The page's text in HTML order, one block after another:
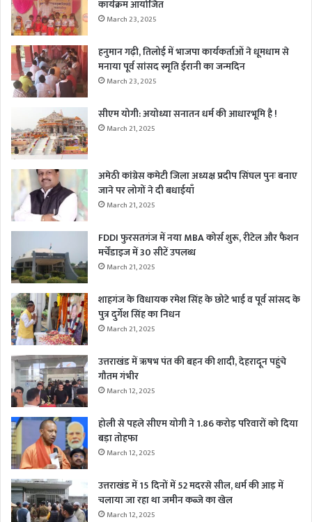
कार्यक्रम आयोजित
March 23, 2025
हनुमान गढ़ी, तिलोई में भाजपा कार्यकर्ताओं ने धूमधाम से
मनाया पूर्व सांसद स्मृति ईरानी का जन्मदिन
March 23, 2025
सीएम योगी: अयोध्या सनातन धर्म की आधारभूमि है !
March 21, 2025
अमेठी कांग्रेस कमेटी जिला अध्यक्ष प्रदीप सिंघल पुनः बनाए
जाने पर लोगों ने दी बधाईयाँ
March 21, 2025
FDDI फुरसतगंज में नया MBA कोर्स शुरू, रीटेल और फैशन
मर्चेंडाइज में 30 सीटें उपलब्ध
March 21, 2025
शाहगंज के विधायक रमेश सिंह के छोटे भाई व पूर्व सांसद के
पुत्र दुर्गेश सिंह का निधन
March 21, 2025
उत्तराखंड में ऋषभ पंत की बहन की शादी, देहरादून पहुंचे
गौतम गंभीर
March 12, 2025
होली से पहले सीएम योगी ने 1.86 करोड़ परिवारों को दिया
बड़ा तोहफा
March 12, 2025
उत्तराखंड में 15 दिनों में 52 मदरसे सील, धर्म की आड़ में
चलाया जा रहा था जमीन कब्जे का खेल
March 12, 2025